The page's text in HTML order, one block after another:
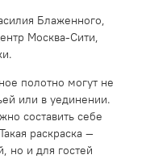
Блаженного,
Москва-Сити,
полотно могут не
или в уединении.
составить себе
раскраска —
но и для гостей